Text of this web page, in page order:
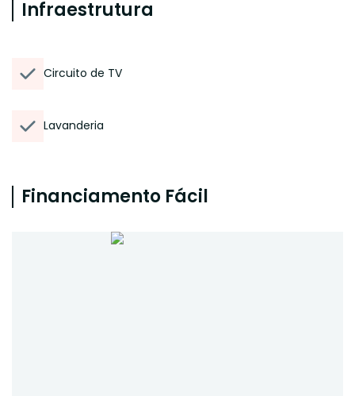
Infraestrutura
Circuito de TV
Lavanderia
Financiamento Fácil